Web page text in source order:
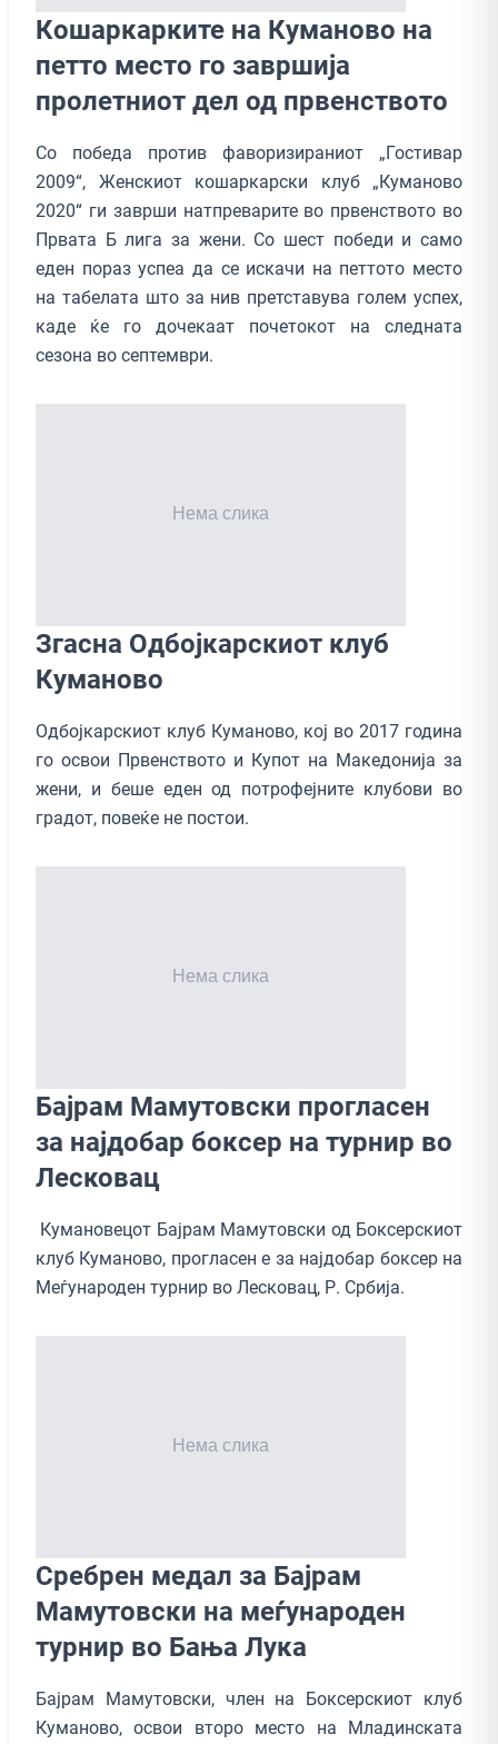
Кошаркарките на Куманово на
петто место го завршија
пролетниот дел од првенството
Со победа против фаворизираниот „Гостивар
2009“, Женскиот кошаркарски клуб „Куманово
2020“ ги заврши натпреварите во првенството во
Првата Б лига за жени. Со шест победи и само
еден пораз успеа да се искачи на петтото место
на табелата што за нив претставува голем успех,
каде ќе го дочекаат почетокот на следната
сезона во септември.
Згасна Одбојкарскиот клуб
Куманово
Одбојкарскиот клуб Куманово, кој во 2017 година
го освои Првенството и Купот на Македонија за
жени, и беше еден од потрофејните клубови во
градот, повеќе не постои.
Бајрам Мамутовски прогласен
за најдобар боксер на турнир во
Лесковац
Кумановецот Бајрам Мамутовски од Боксерскиот
клуб Куманово, прогласен е за најдобар боксер на
Меѓународен турнир во Лесковац, Р. Србија.
Сребрен медал за Бајрам
Мамутовски на меѓународен
турнир во Бања Лука
Бајрам Мамутовски, член на Боксерскиот клуб
Куманово, освои второ место на Младинската